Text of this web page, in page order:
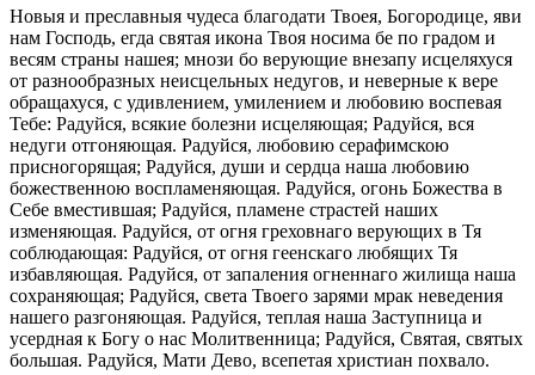
Новыя и преславныя чудеса благодати Твоея, Богородице, яви
нам Господь, егда святая икона Твоя носима бе по градом и
весям страны нашея; мнози бо верующие внезапу исцеляхуся
от разнообразных неисцельных недугов, и неверные к вере
обращахуся, с удивлением, умилением и любовию воспевая
Тебе: Радуйся, всякие болезни исцеляющая; Радуйся, вся
недуги отгоняющая. Радуйся, любовию серафимскою
присногорящая; Радуйся, души и сердца наша любовию
божественною воспламеняющая. Радуйся, огонь Божества в
Себе вместившая; Радуйся, пламене страстей наших
изменяющая. Радуйся, от огня греховнаго верующих в Тя
соблюдающая: Радуйся, от огня геенскаго любящих Тя
избавляющая. Радуйся, от запаления огненнаго жилища наша
сохраняющая; Радуйся, света Твоего зарями мрак неведения
нашего разгоняющая. Радуйся, теплая наша Заступница и
усердная к Богу о нас Молитвенница; Радуйся, Святая, святых
большая. Радуйся, Мати Дево, всепетая христиан похвало.